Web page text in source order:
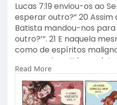
Lucas 7:19 enviou-os ao
esperar outro?” 20
Batista mandou-nos para
outro?’”. 21 E naquela
como de espíritos
mensageiros: “Ide e
leprosos são purificados,
pobres. 23 E mais,
Read More